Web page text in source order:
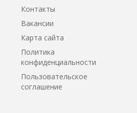
Контакты
Вакансии
Карта сайта
Политика
конфиденциальности
Пользовательское
соглашение